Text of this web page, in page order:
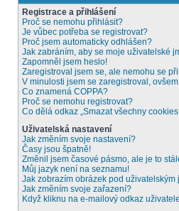
Registrace a přihlášení
Proč se nemohu přihlásit?
Je vůbec potřeba se registrovat?
Proč jsem automaticky odhlášen?
Jak zabráním, aby se moje uživatelské
Zapomněl jsem heslo!
Zaregistroval jsem se, ale nemohu se
V minulosti jsem se zaregistroval,
Co znamená COPPA?
Proč se nemohu registrovat?
Co dělá odkaz „Smazat všechny cookies
Uživatelská nastavení
Jak změním svoje nastavení?
Časy jsou špatně!
Změnil jsem časové pásmo, ale je to
Můj jazyk není na seznamu!
Jak zobrazím obrázek pod uživatelským
Jak změním svoje zařazení?
Když kliknu na e-mailový odkaz